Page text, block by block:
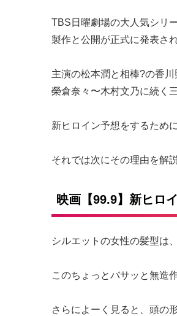
TBS日曜劇場の大人気シリ
製作と公開が正式に発表さ
主演の松本潤と相棒?の香
榮倉奈々〜木村文乃に続く
新ヒロイン予想をするため
それでは次にその理由を解
映画【99.9】新ヒロ
シルエットの女性の髪型は
このちょっとバサッと無造
さらによーく見ると、頭の